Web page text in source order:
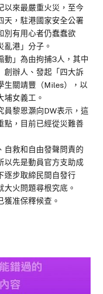
以來最嚴重火災，至今
天，駐港國家安全公署
別有用心者仍蠢蠢欲
亂港」分子。
動」為由拘捕3人，其中
創辦人、發起「四大訴
生關靖豐（Miles），以
埔女義工。
員黎恩灝向DW表示，這
點，目前已經從災難善
自救和自由發聲問責的
以先是動員官方支助成
逐步取締民間自發行
火問題尋根究底。
獲准保釋候查。